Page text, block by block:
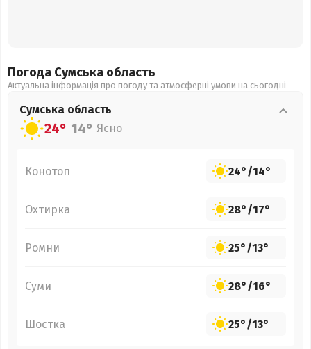
Погода Сумська область
Актуальна інформація про погоду та атмосферні умови на сьогодні
Сумська область
24° 14° Ясно
Конотоп 24°/14°
Охтирка 28°/17°
Ромни 25°/13°
Суми 28°/16°
Шостка 25°/13°